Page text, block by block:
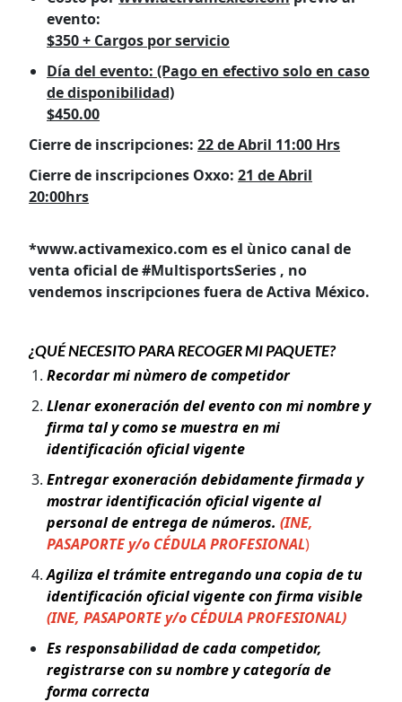
evento:
$350 + Cargos por servicio
Día del evento: (Pago en efectivo solo en caso
de disponibilidad)
$450.00
Cierre de inscripciones: 22 de Abril 11:00 Hrs
Cierre de inscripciones Oxxo: 21 de Abril
20:00hrs
*www.activamexico.com es el ùnico canal de
venta oficial de #MultisportsSeries , no
vendemos inscripciones fuera de Activa México.
¿QUÉ NECESITO PARA RECOGER MI PAQUETE?
Recordar mi nùmero de competidor
Llenar exoneración del evento con mi nombre y
firma tal y como se muestra en mi
identificación oficial vigente
Entregar exoneración debidamente firmada y
mostrar identificación oficial vigente al
personal de entrega de números. (INE,
PASAPORTE y/o CÉDULA PROFESIONAL)
Agiliza el trámite entregando una copia de tu
identificación oficial vigente con firma visible
(INE, PASAPORTE y/o CÉDULA PROFESIONAL)
Es responsabilidad de cada competidor,
registrarse con su nombre y categoría de
forma correcta